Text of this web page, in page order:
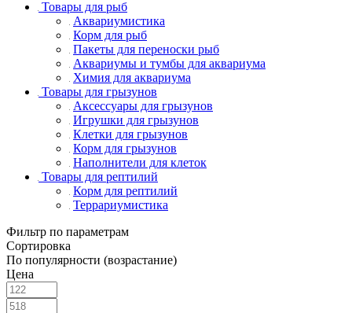
Товары для рыб
Аквариумистика
Корм для рыб
Пакеты для переноски рыб
Аквариумы и тумбы для аквариума
Химия для аквариума
Товары для грызунов
Аксессуары для грызунов
Игрушки для грызунов
Клетки для грызунов
Корм для грызунов
Наполнители для клеток
Товары для рептилий
Корм для рептилий
Террариумистика
Фильтр по параметрам
Сортировка
По популярности (возрастание)
Цена